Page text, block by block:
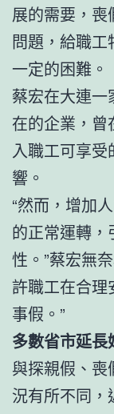
展的需要，
問題，給職工
一定的困難。
蔡宏在大連
在的企業，
入職工可享
響。
“然而，增加
的正常運轉
性。”蔡宏無
許職工在合理
事假。”
多數省市延長
與探親假、
況有所不同